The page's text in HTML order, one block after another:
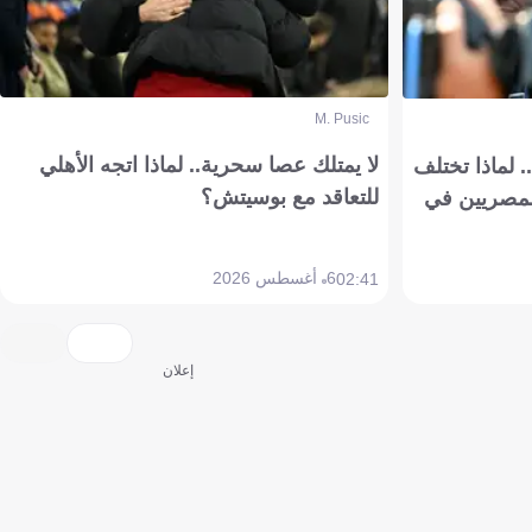
لماذا تختلف
في
M. Pusic
لا يمتلك عصا سحرية.. لماذا اتجه الأهلي
للتعاقد مع بوسيتش؟
02:416 أغسطس 2026
إعلان